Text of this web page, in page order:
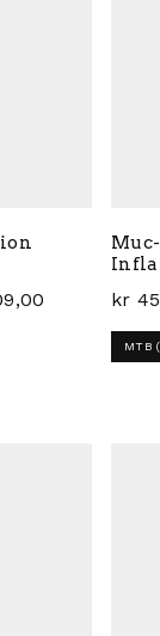
var: kr 349,00.
er: kr 209,00.
kr
MTB